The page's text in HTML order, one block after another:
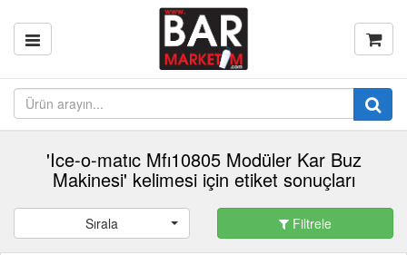
'Ice-o-matıc Mfı10805 Modüler Kar Buz
Makinesi' kelimesi için etiket sonuçları
Sırala Filtrele